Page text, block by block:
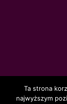
Ta strona
najwyższym